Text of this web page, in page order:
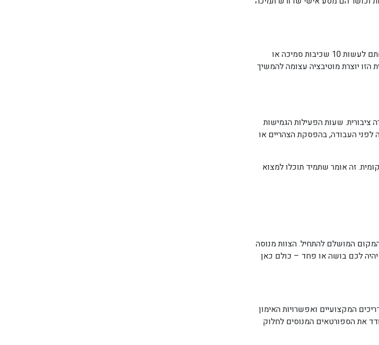
כל הישג, קטן כגדול, מקבל הכרה במועדון. בין אם זו הפעם הראשונה שהצלחתם לעשות 10 שכיבות סמיכה או
הזו יוצרת מוטיבציה עצומה להמשיך
ציבורית. שעות הפעילות הגמישות
לפני העבודה, בהפסקת הצהריים או
זה אומר שתמיד תוכלו למצוא
המושלם להתחיל. הצוות מנוסה
יהיה לכם בושה או פחד – כולם כאן
המקצועיים ואפשרויות האימון
את הספורטאים המנוסים לחלוק